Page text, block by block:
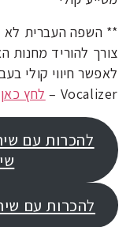
צורך להוריד מחנות
לאפשר חיווי קולי
Vocalizer –
לחץ כאן
להכרות עם
להכרות עם